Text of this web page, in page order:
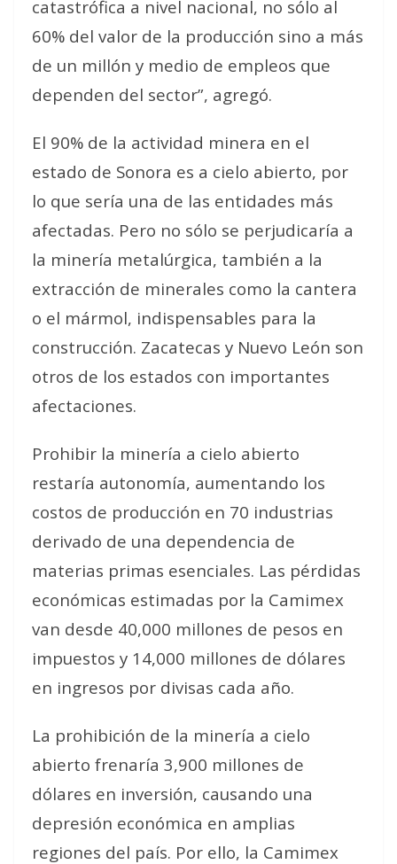
catastrófica a nivel nacional, no sólo al
60% del valor de la producción sino a más
de un millón y medio de empleos que
dependen del sector”, agregó.
El 90% de la actividad minera en el
estado de Sonora es a cielo abierto, por
lo que sería una de las entidades más
afectadas. Pero no sólo se perjudicaría a
la minería metalúrgica, también a la
extracción de minerales como la cantera
o el mármol, indispensables para la
construcción. Zacatecas y Nuevo León son
otros de los estados con importantes
afectaciones.
Prohibir la minería a cielo abierto
restaría autonomía, aumentando los
costos de producción en 70 industrias
derivado de una dependencia de
materias primas esenciales. Las pérdidas
económicas estimadas por la Camimex
van desde 40,000 millones de pesos en
impuestos y 14,000 millones de dólares
en ingresos por divisas cada año.
La prohibición de la minería a cielo
abierto frenaría 3,900 millones de
dólares en inversión, causando una
depresión económica en amplias
regiones del país. Por ello, la Camimex